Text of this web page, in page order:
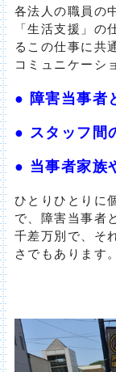
各法人の職員の
「生活支援」
るこの仕事に共
コミュニケーシ
● 障害当事者
● スタッフ間
● 当事者家族
ひとりひとりに
で、障害当事者
千差万別で、そ
さでもあります。